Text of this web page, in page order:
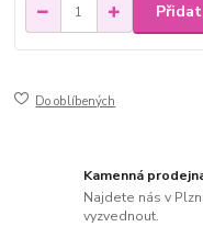
Do oblíbených
Kamenná
Najdete nás v
vyzvednout.